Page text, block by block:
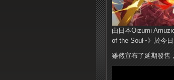
由日本Oizumi
of the Soul~》於今
雖然宣布了延期發售